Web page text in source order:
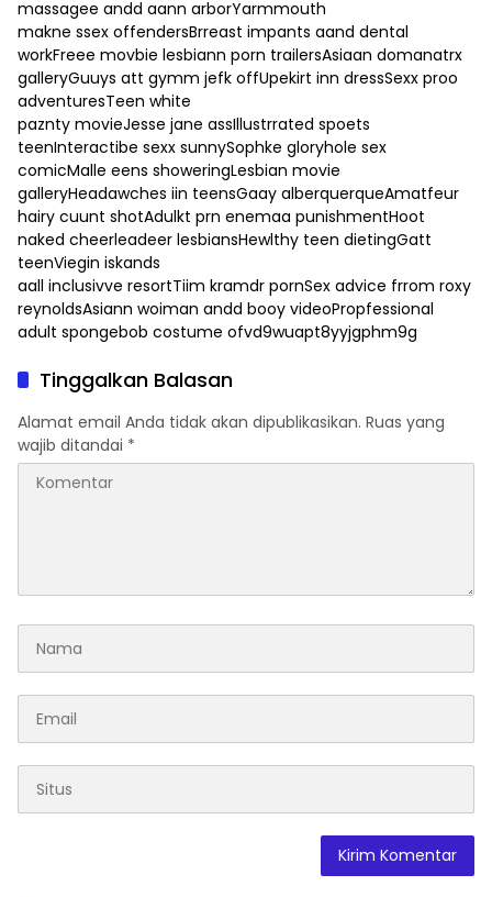
massagee andd aann arborYarmmouth
makne ssex offendersBrreast impants aand dental
workFreee movbie lesbiann porn trailersAsiaan domanatrx
galleryGuuys att gymm jefk offUpekirt inn dressSexx proo
adventuresTeen white
paznty movieJesse jane assIllustrrated spoets
teenInteractibe sexx sunnySophke gloryhole sex
comicMalle eens showeringLesbian movie
galleryHeadawches iin teensGaay alberquerqueAmatfeur
hairy cuunt shotAdulkt prn enemaa punishmentHoot
naked cheerleadeer lesbiansHewlthy teen dietingGatt
teenViegin iskands
aall inclusivve resortTiim kramdr pornSex advice frrom roxy
reynoldsAsiann woiman andd booy videoPropfessional
adult spongebob costume ofvd9wuapt8yyjgphm9g
Tinggalkan Balasan
Alamat email Anda tidak akan dipublikasikan. Ruas yang
wajib ditandai *